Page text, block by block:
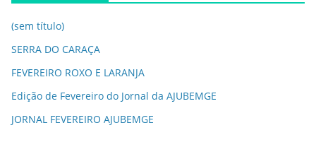
(sem título)
SERRA DO CARAÇA
FEVEREIRO ROXO E LARANJA
Edição de Fevereiro do Jornal da AJUBEMGE
JORNAL FEVEREIRO AJUBEMGE